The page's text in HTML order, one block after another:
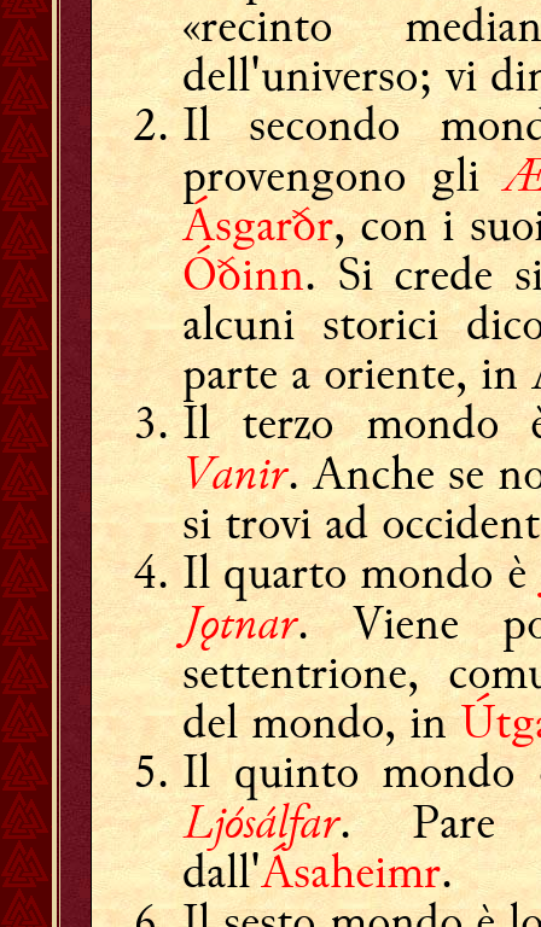
«recinto
dell'universo; vi
Il secondo
provengono gli
Ásgarðr, con i
Óðinn. Si crede
alcuni storici
parte a oriente, in
Il terzo
Vanir. Anche se
si trovi ad
Il quarto mondo è
Jǫtnar. Viene
settentrione,
del mondo, in
Il quinto
Ljósálfar. Pare
dall'Ásaheimr.